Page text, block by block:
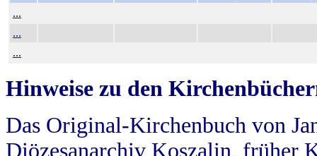
...
...
...
Hinweise zu den
Das Original-Kirchenbuch von
Diözesanarchiv Koszalin, früher